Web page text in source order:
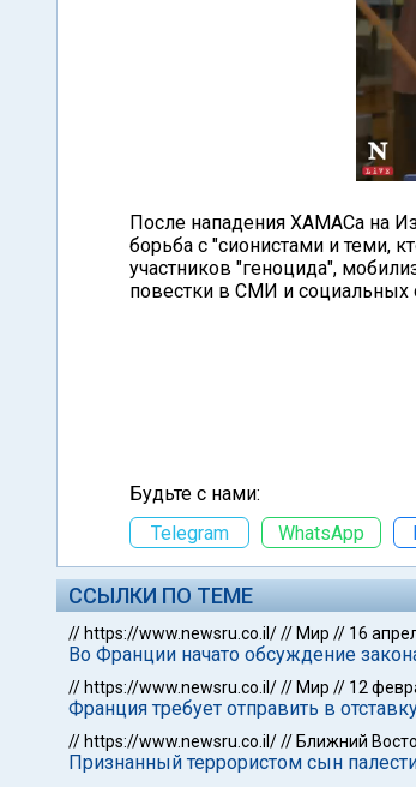
После нападения ХАМАСа на
борьба с "сионистами и теми,
участников "геноцида",
повестки в СМИ и социальных
Будьте с нами:
Telegram
WhatsApp
ССЫЛКИ ПО ТЕМЕ
// https://www.newsru.co.il/// Мир // 16
Во Франции начато обсуждение
// https://www.newsru.co.il/// Мир // 12
Франция требует отправить в
// https://www.newsru.co.il/// Ближний
Признанный террористом сын